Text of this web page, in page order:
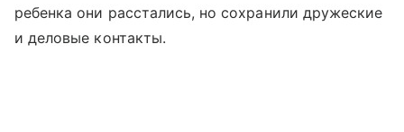
ребенка они расстались, но сохранили дружеские
и деловые контакты.